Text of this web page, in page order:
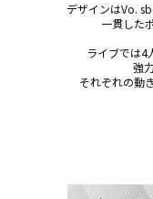
デザインはVo.
一貫した
ライブでは4
強
それぞれの動